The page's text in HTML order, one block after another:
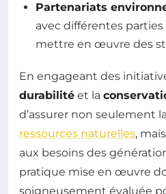
Partenariats
avec différentes
mettre en œuvre des
En engageant des
durabilité et la
d’assurer non seulement
ressources naturelles,
aux besoins des
pratique mise en œuvre
soigneusement évaluée